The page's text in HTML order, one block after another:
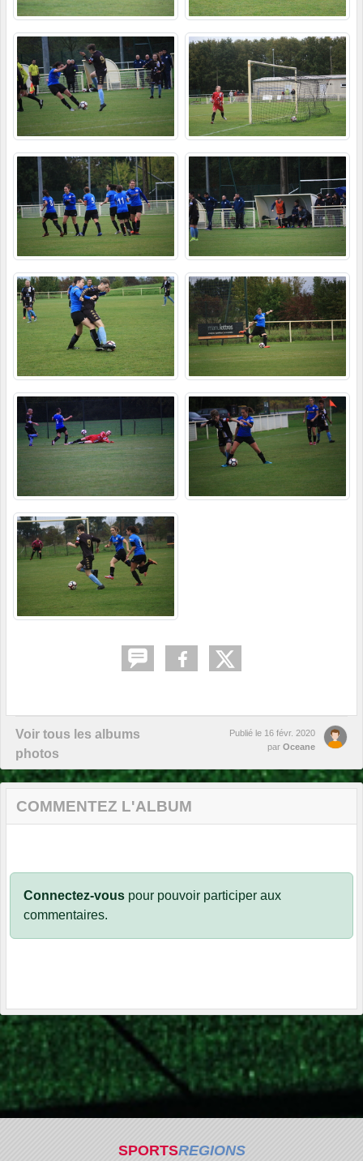
Voir tous les albums
photos
Publié le 16 févr. 2020
par Oceane
COMMENTEZ L'ALBUM
Connectez-vous pour pouvoir participer aux
commentaires.
SPORTSREGIONS